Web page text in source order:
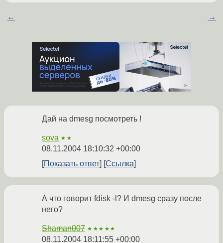
← →
Дай на dmesg посмотреть !
sova ★★
08.11.2004 18:10:32 +00:00
Показать ответ
Ссылка
А что говорит fdisk -l? И dmesg сразу после
него?
Shaman007 ★★★★★
08.11.2004 18:11:55 +00:00